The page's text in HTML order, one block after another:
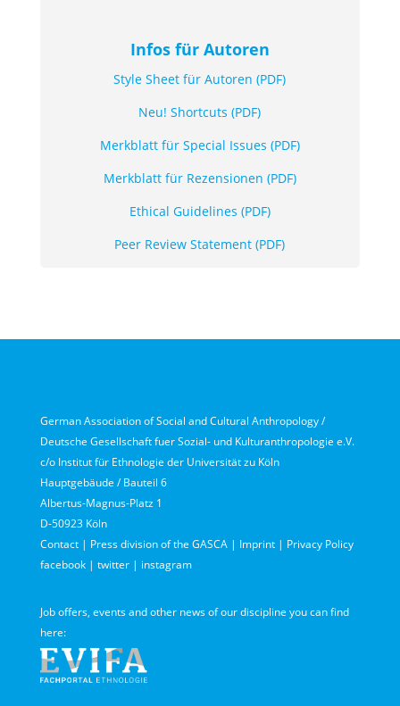
Infos für Autoren
Style Sheet für Autoren (PDF)
Neu! Shortcuts (PDF)
Merkblatt für Special Issues (PDF)
Merkblatt für Rezensionen (PDF)
Ethical Guidelines (PDF)
Peer Review Statement (PDF)
German Association of Social and Cultural Anthropology /
Deutsche Gesellschaft fuer Sozial- und Kulturanthropologie e.V.
c/o Institut für Ethnologie der Universität zu Köln
Hauptgebäude / Bauteil 6
Albertus-Magnus-Platz 1
D-50923 Köln
Contact| Press division of the GASCA| Imprint| Privacy Policy
facebook| twitter| instagram
Job offers, events and other news of our discipline you can find
here: